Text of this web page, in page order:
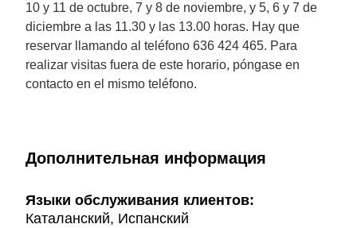
10 y 11 de octubre, 7 y 8 de noviembre, y 5, 6 y 7 de
diciembre a las 11.30 y las 13.00 horas. Hay que
reservar llamando al teléfono 636 424 465. Para
realizar visitas fuera de este horario, póngase en
contacto en el mismo teléfono.
Дополнительная информация
Языки обслуживания клиентов:
Каталанский, Испанский